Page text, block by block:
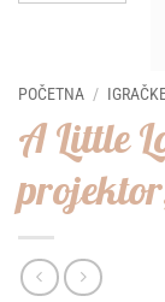
POČETNA /
A Little